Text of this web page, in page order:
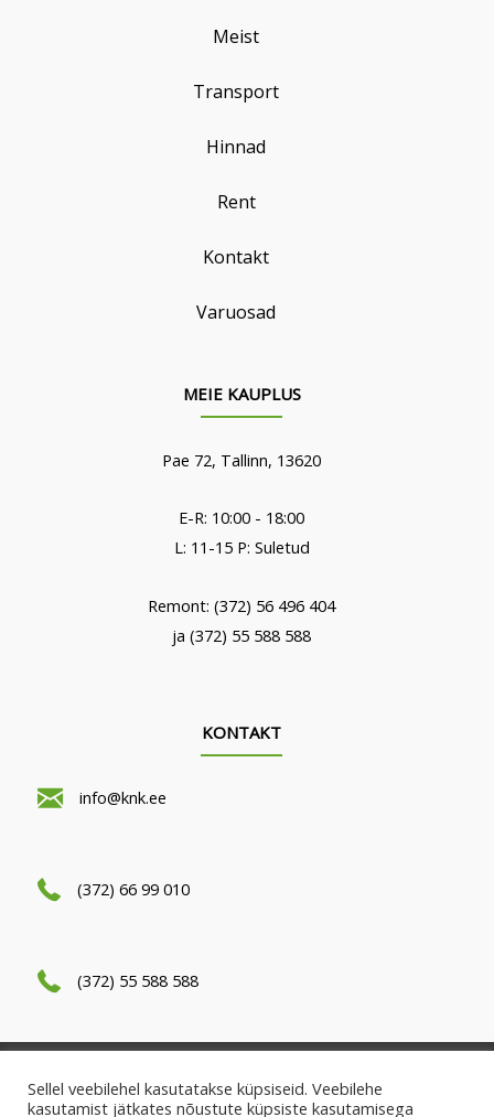
Meist
Transport
Hinnad
Rent
Kontakt
Varuosad
MEIE KAUPLUS
Pae 72, Tallinn, 13620
E-R: 10:00 - 18:00
L: 11-15 P: Suletud
Remont: (372) 56 496 404
ja (372) 55 588 588
KONTAKT
info@knk.ee
(372) 66 99 010
(372) 55 588 588
Kasutatud Kodumasinad 2024
Sellel veebilehel kasutatakse küpsiseid. Veebilehe
kasutamist jätkates nõustute küpsiste kasutamisega